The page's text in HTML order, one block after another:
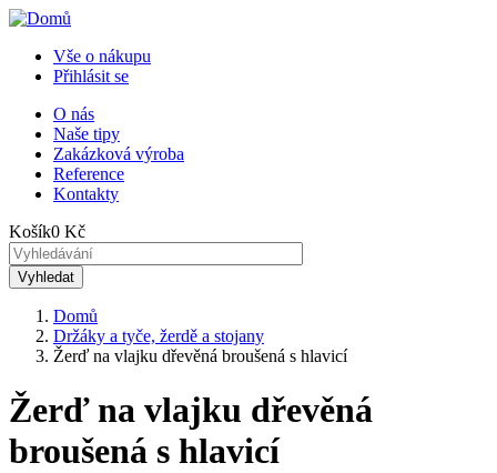
Přejít
hlavnímu
obsahu
Menu
uživatelského
účtu
Vše o nákupu
Přihlásit se
Horní
menu
O nás
Naše tipy
Zakázková výroba
Reference
Kontakty
Košík0 Kč
Drobečková
Domů
Držáky a tyče, žerdě a stojany
Žerď na vlajku dřevěná broušená s hlavicí
Žerď na vlajku dřevěná
broušená s hlavicí